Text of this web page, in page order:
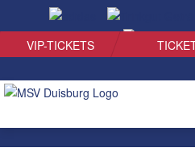
VIP-TICKETS